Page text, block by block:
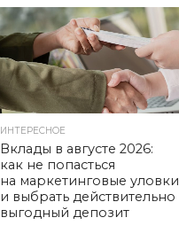
ИНТЕРЕСНОЕ
Вклады в августе 2026:
как не попасться
на маркетинговые уловки
и выбрать действительно
выгодный депозит